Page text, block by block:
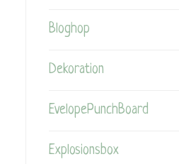
Bloghop
Dekoration
EvelopePunchBoard
Explosionsbox